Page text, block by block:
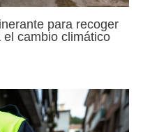
para recoger
cambio climático